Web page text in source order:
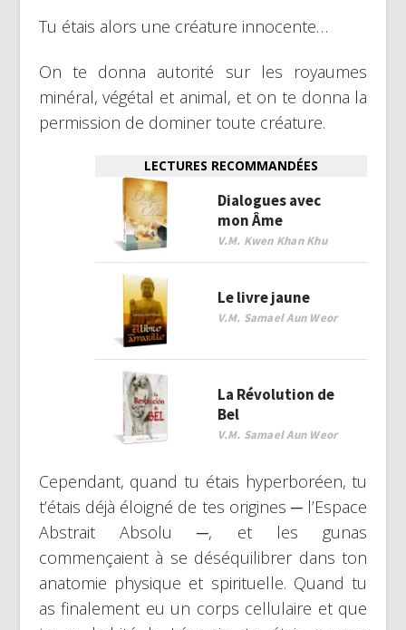
Tu étais alors une créature innocente…
On te donna autorité sur les royaumes
minéral, végétal et animal, et on te donna la
permission de dominer toute créature.
LECTURES RECOMMANDÉES
Dialogues avec
mon Âme
V.M. Kwen Khan Khu
Le livre jaune
V.M. Samael Aun Weor
La Révolution de
Bel
V.M. Samael Aun Weor
Cependant, quand tu étais hyperboréen, tu
t’étais déjà éloigné de tes origines ─ l’Espace
Abstrait Absolu ─, et les gunas
commençaient à se déséquilibrer dans ton
anatomie physique et spirituelle. Quand tu
as finalement eu un corps cellulaire et que